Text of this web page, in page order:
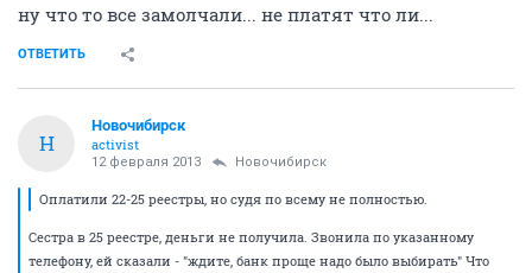
ну что то все замолчали... не платят что ли...
ОТВЕТИТЬ
Н
Новочибирск
activist
12 февраля 2013 Новочибирск
Оплатили 22-25 реестры, но судя по всему не полностью.
Сестра в 25 реестре, деньги не получила. Звонила по указанному
телефону, ей сказали - "ждите, банк проще надо было выбирать" Что